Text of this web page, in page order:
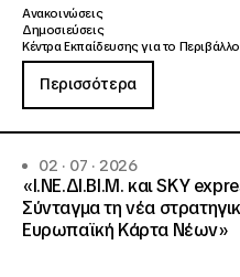
Ανακοινώσεις
Δημοσιεύσεις
Κέντρα Εκπαίδευσης για το
Περισσότερα
02 · 07 · 2026
«Ι.ΝΕ.ΔΙ.ΒΙ.Μ. και SKY
Σύνταγμα τη νέα
Ευρωπαϊκή Κάρτα Νέων»